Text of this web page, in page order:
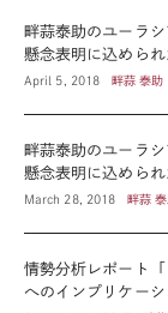
畔蒜泰助のユーラ
懸念表明に込められ
April 5, 2018 畔蒜 泰助
畔蒜泰助のユーラ
懸念表明に込められ
March 28, 2018 畔蒜
情勢分析レポート
へのインプリケーシ